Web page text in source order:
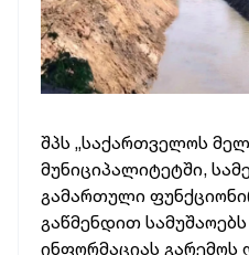
შპს „საქართველოს
მუნიციპალიტეტში,
გამართული
გაწმენდით
ინფორმაციას